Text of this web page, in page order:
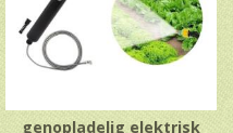
genopladelig elektrisk